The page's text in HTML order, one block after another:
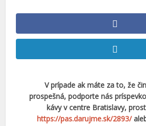
V prípade ak máte za to, že
prospešná, podporte nás
kávy v centre Bratislavy,
https://pas.darujme.sk/2893/